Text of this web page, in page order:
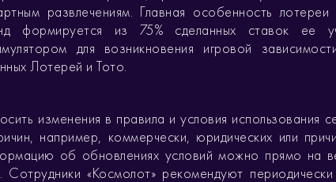
развлечениям. Главная особенность лотереи
из 75% сделанных ставок ее
для возникновения игровой
Лотерей и Тото.
изменения в правила и условия использования
например, коммерчески, юридических или
об обновлениях условий можно прямо на
«Космолот» рекомендуют периодически